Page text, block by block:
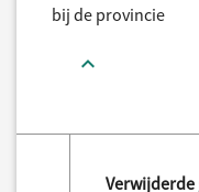
bij de provincie